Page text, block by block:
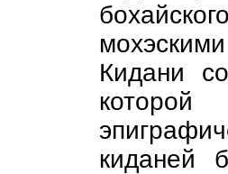
Кидани
киданей